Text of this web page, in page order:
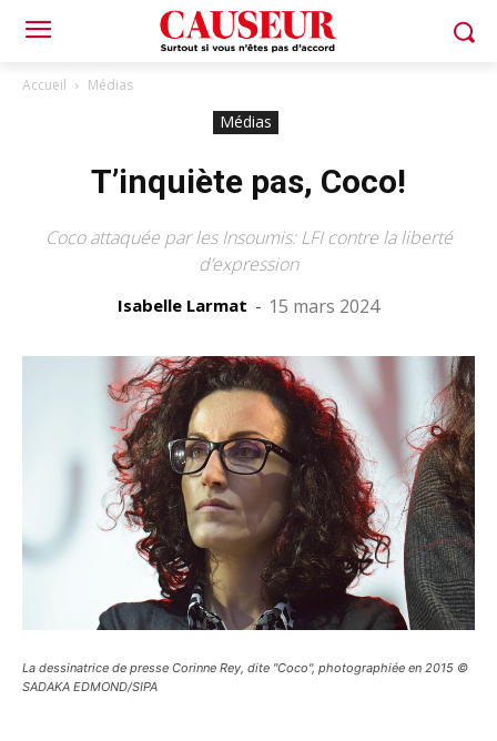
Accueil Médias
Médias
T’inquiète pas, Coco!
Coco attaquée par les Insoumis: LFI contre la liberté
d’expression
Isabelle Larmat - 15 mars 2024
La dessinatrice de presse Corinne Rey, dite "Coco", photographiée en 2015 ©
SADAKA EDMOND/SIPA